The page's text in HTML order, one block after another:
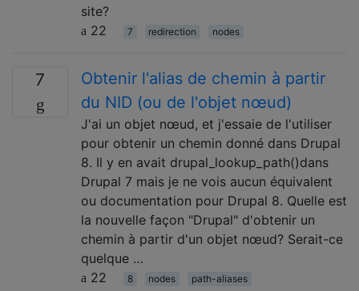
site?
22
7 redirection nodes
7
Obtenir l'alias de chemin à partir
du NID (ou de l'objet nœud)
J'ai un objet nœud, et j'essaie de l'utiliser
pour obtenir un chemin donné dans Drupal
8. Il y en avait drupal_lookup_path()dans
Drupal 7 mais je ne vois aucun équivalent
ou documentation pour Drupal 8. Quelle est
la nouvelle façon "Drupal" d'obtenir un
chemin à partir d'un objet nœud? Serait-ce
quelque …
22
8 nodes path-aliases